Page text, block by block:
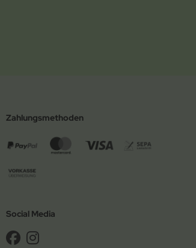
Zahlungsmethoden
Social Media